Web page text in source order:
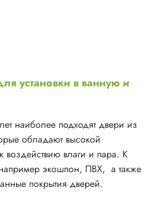
установки в ванную и
наиболее подходят двери из
обладают высокой
воздействию влаги и пара. К
например экошпон, ПВХ, а также
покрытия дверей.